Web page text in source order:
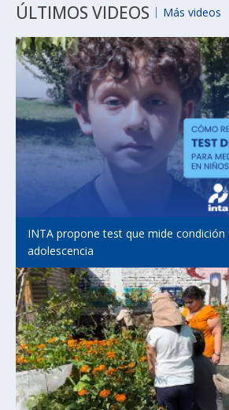
ÚLTIMOS VIDEOS Más videos
INTA propone test que mide condición
adolescencia